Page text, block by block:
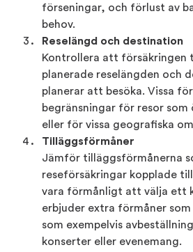
förseningar, och förlust av
behov.
Reselängd och destination
Kontrollera att försäkringen
planerade reselängden och
planerar att besöka. Vissa
begränsningar för resor som
eller för vissa geografiska
Tilläggsförmåner
Jämför tilläggsförmånerna
reseförsäkringar kopplade
vara förmånligt att välja ett
erbjuder extra förmåner som
som exempelvis
konserter eller evenemang.